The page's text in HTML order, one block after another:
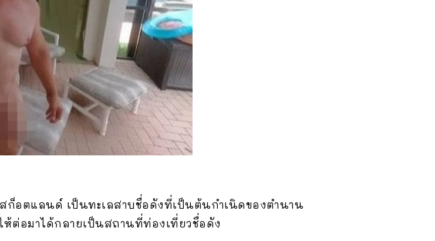
สก็อตแลนด์ เป็นทะเลสาบชื่อดังที่เป็นต้นกำเนิดของตำนาน
ห้ต่อมาได้กลายเป็นสถานที่ท่องเที่ยวชื่อดัง